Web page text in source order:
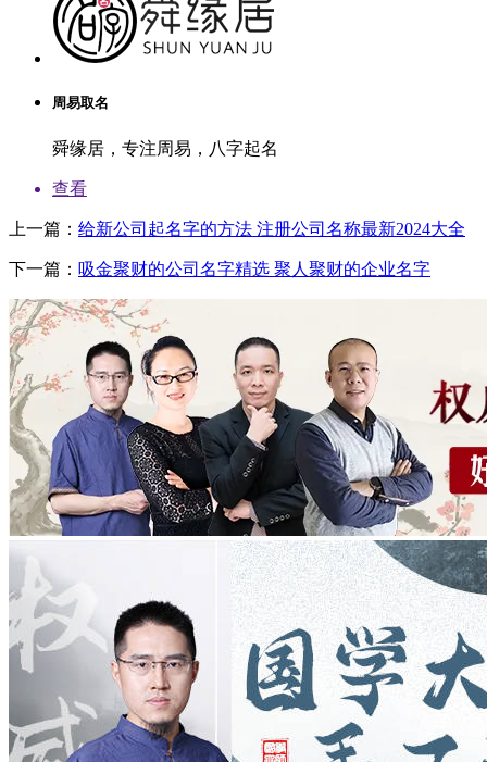
周易取名
舜缘居，专注周易，八字起名
查看
上一篇： 给新公司起名字的方法 注册公司名称最新2024大全
下一篇： 吸金聚财的公司名字精选 聚人聚财的企业名字